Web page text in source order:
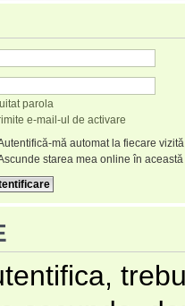
parola
e-mail-ul de activare
mă automat la fiecare vizită
starea mea online în